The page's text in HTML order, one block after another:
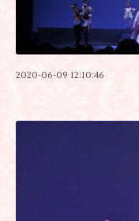
2020-06-09 12:10:46